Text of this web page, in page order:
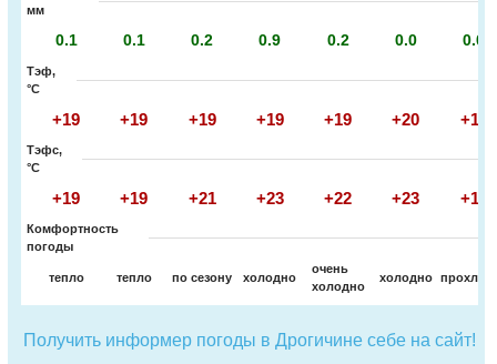
мм
0.1 0.1 0.2 0.9 0.2 0.0 0.0
Тэф,
°C
+19 +19 +19 +19 +19 +20 +19
Тэфс,
°C
+19 +19 +21 +23 +22 +23 +19
Комфортность
погоды
тепло тепло по сезону холодно
очень
холодно
холодно
Получить информер погоды в Дрогичине себе на сайт!